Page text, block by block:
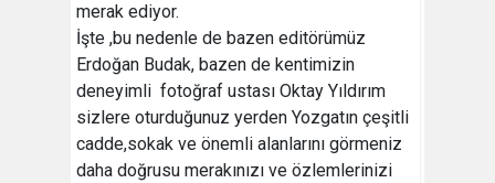
merak ediyor.
İşte ,bu nedenle de bazen editörümüz
Erdoğan Budak, bazen de kentimizin
deneyimli fotoğraf ustası Oktay Yıldırım
sizlere oturduğunuz yerden Yozgatın çeşitli
cadde,sokak ve önemli alanlarını görmeniz
daha doğrusu merakınızı ve özlemlerinizi